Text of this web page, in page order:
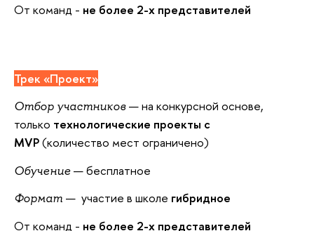
От команд - не более 2-х представителей
Трек «Проект»
Отбор участников— на конкурсной основе,
только технологические проекты с
MVP(количество мест ограничено)
Обучение— бесплатное
Формат — участие в школе гибридное
От команд - не более 2-х представителей